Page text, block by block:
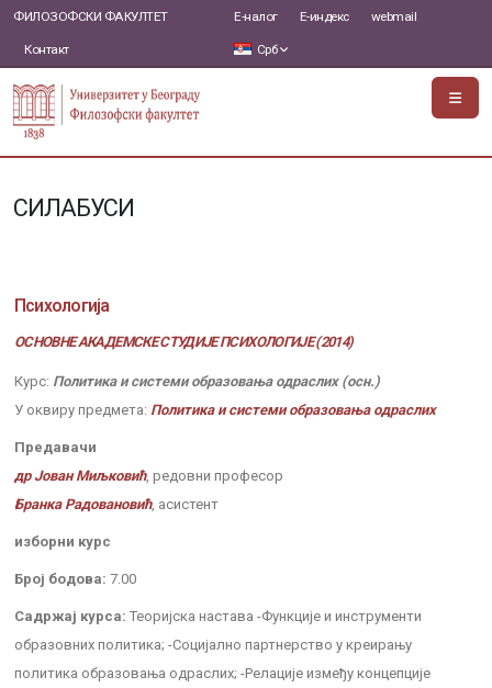
ФИЛОЗОФСКИ ФАКУЛТЕТ
Контакт
Е-налог Е-индекс webmail
Срб
СИЛАБУСИ
Психологија
ОСНОВНЕ АКАДЕМСКЕ СТУДИЈЕ ПСИХОЛОГИЈЕ (2014)
Курс: Политика и системи образовања одраслих (осн.)
У оквиру предмета: Политика и системи образовања одраслих
Предавачи
др Јован Миљковић, редовни професор
Бранка Радовановић, асистент
изборни курс
Број бодова: 7.00
Садржај курса: Теоријска настава -Функције и инструменти
образовних политика; -Социјално партнерство у креирању
политика образовања одраслих; -Релације између концепције